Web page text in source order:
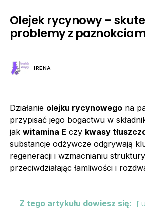
Olejek rycynowy –
problemy z
IRENA
Działanie olejku rycynowego na
przypisać jego bogactwu w
jak witamina E czy kwasy
substancje odżywcze odgrywają
regeneracji i wzmacnianiu
przeciwdziałając łamliwości i
Z tego artykułu dowiesz się: